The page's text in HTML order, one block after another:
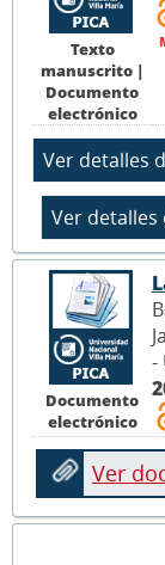
Texto
manuscrito |
Documento
electrónico
Documento
electrónico
-
Ver